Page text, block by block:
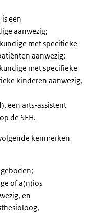
een
aanwezig;
met specifieke
aanwezig;
met specifieke
kinderen aanwezig,
een arts-assistent
de SEH.
kenmerken
of a(n)ios
en